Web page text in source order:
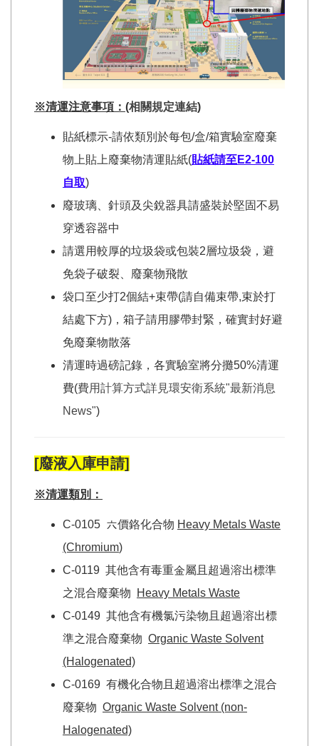
※清運注意事項： (相關規定連結)
貼紙標示-請依類別於每包/盒/箱實驗室廢棄
物上貼上廢棄物清運貼紙(貼紙請至E2-100
自取)
廢玻璃、針頭及尖銳器具請盛裝於堅固不易
穿透容器中
請選用較厚的垃圾袋或包裝2層垃圾袋，避
免袋子破裂、廢棄物飛散
袋口至少打2個結+束帶(請自備束帶,束於打
結處下方)，箱子請用膠帶封緊，確實封好避
免廢棄物散落
清運時過磅記錄，各實驗室將分攤50%清運
費(費用計算方式詳見環安衛系統"最新消息
News")
[廢液入庫申請]
※清運類別：
C-0105 六價鉻化合物 Heavy Metals Waste
(Chromium)
C-0119 其他含有毒重金屬且超過溶出標準
之混合廢棄物
Heavy Metals Waste
C-0149 其他含有機氯污染物且超過溶出標
準之混合廢棄物 Organic Waste Solvent
(Halogenated)
C-0169 有機化合物且超過溶出標準之混合
廢棄物 Organic Waste Solvent (non-
Halogenated)